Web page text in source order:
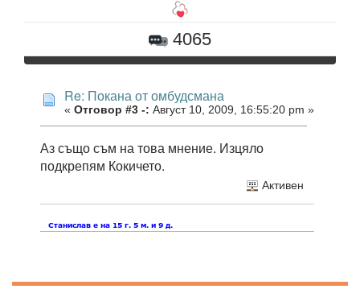
4065
Re: Покана от омбудсмана
« Отговор #3 -: Август 10, 2009, 16:55:20 pm »
Аз също съм на това мнение. Изцяло
подкрепям Кокичето.
Активен